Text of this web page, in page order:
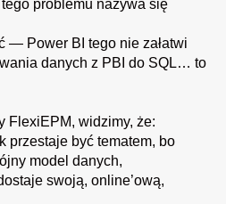
problemu nazywa się
— Power BI tego nie załatwi
danych z PBI do SQL… to
FlexiEPM, widzimy, że:
przestaje być tematem, bo
model danych,
swoją, online’ową,